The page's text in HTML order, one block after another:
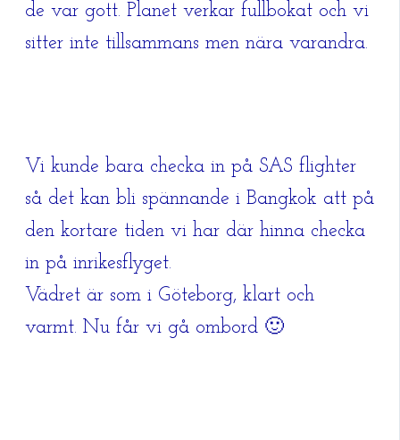
de var gott. Planet verkar fullbokat och vi
sitter inte tillsammans men nära varandra.
Vi kunde bara checka in på SAS flighter
så det kan bli spännande i Bangkok att på
den kortare tiden vi har där hinna checka
in på inrikesflyget.
Vädret är som i Göteborg, klart och
varmt. Nu får vi gå ombord 🙂